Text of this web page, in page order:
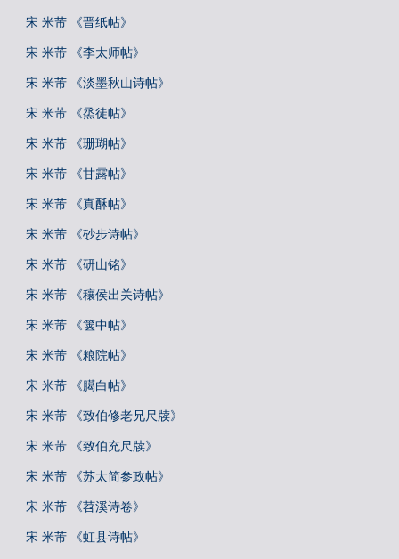
宋 米芾 《晋纸帖》
宋 米芾 《李太师帖》
宋 米芾 《淡墨秋山诗帖》
宋 米芾 《烝徒帖》
宋 米芾 《珊瑚帖》
宋 米芾 《甘露帖》
宋 米芾 《真酥帖》
宋 米芾 《砂步诗帖》
宋 米芾 《研山铭》
宋 米芾 《穰侯出关诗帖》
宋 米芾 《箧中帖》
宋 米芾 《粮院帖》
宋 米芾 《臈白帖》
宋 米芾 《致伯修老兄尺牍》
宋 米芾 《致伯充尺牍》
宋 米芾 《苏太简参政帖》
宋 米芾 《苕溪诗卷》
宋 米芾 《虹县诗帖》